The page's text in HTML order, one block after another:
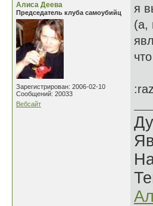
Алиса Деева
Председатель клуба самоубийц
Зарегистрирован: 2006-02-10
Сообщений: 20033
Вебсайт
я
(а,